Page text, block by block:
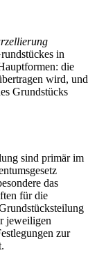
in
die
wird, und
Grundstücks
sind primär im
das
für die
jeweiligen
zur